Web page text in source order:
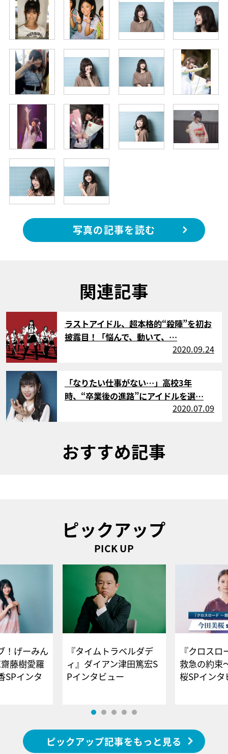
写真の記事を読む
関連記事
サムネイル
ラストアイドル、超本格的“殺陣”を初お
披露目！「悩んで、動いて、…
2020.09.24
サムネイル
「なりたい仕事がない…」高校3年
時、“卒業後の進路”にアイドルを選…
2020.07.09
おすすめ記事
ピックアップ
PICK UP
！げーみん
藤樹愛羅
SPインタ
『タイムトラベルダデ
ィ』ダイアン津田篤宏S
Pインタビュー
『クロス
救急の約束
桜SPイ
ピックアップ記事をもっと見る